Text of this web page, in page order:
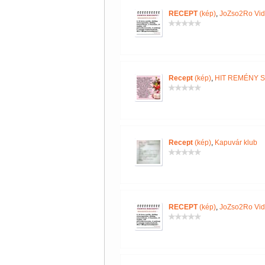
RECEPT(kép), JoZso2Ro
Recept(kép), HIT REMÉNY
Recept(kép), Kapuvár klub
RECEPT(kép), JoZso2Ro